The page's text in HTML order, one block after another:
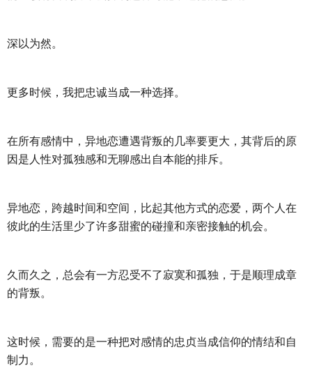
深以为然。
更多时候，我把忠诚当成一种选择。
在所有感情中，异地恋遭遇背叛的几率要更大，其背后的原
因是人性对孤独感和无聊感出自本能的排斥。
异地恋，跨越时间和空间，比起其他方式的恋爱，两个人在
彼此的生活里少了许多甜蜜的碰撞和亲密接触的机会。
久而久之，总会有一方忍受不了寂寞和孤独，于是顺理成章
的背叛。
这时候，需要的是一种把对感情的忠贞当成信仰的情结和自
制力。